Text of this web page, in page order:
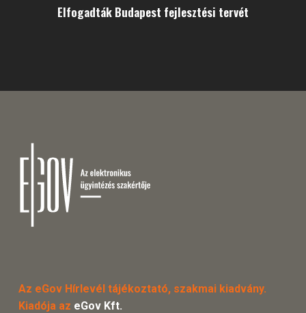
Elfogadták Budapest fejlesztési tervét
Az eGov Hírlevél tájékoztató, szakmai kiadvány.
Kiadója az eGov Kft.